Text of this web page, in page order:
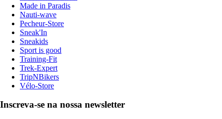
Made in Paradis
Nauti-wave
Pecheur-Store
Sneak'In
Sneakids
Sport is good
Training-Fit
Trek-Expert
TripNBikers
Vélo-Store
Inscreva-se na nossa newsletter